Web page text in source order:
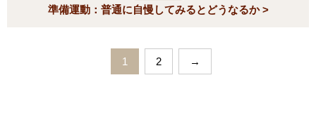
準備運動：普通に自慢してみるとどうなるか >
1 2 →